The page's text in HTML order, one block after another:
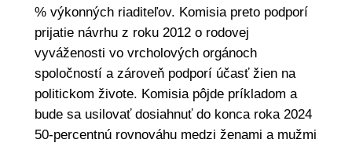
% výkonných riaditeľov. Komisia preto podporí
prijatie návrhu z roku 2012 o rodovej
vyváženosti vo vrcholových orgánoch
spoločností a zároveň podporí účasť žien na
politickom živote. Komisia pôjde príkladom a
bude sa usilovať dosiahnuť do konca roka 2024
50-percentnú rovnováhu medzi ženami a mužmi